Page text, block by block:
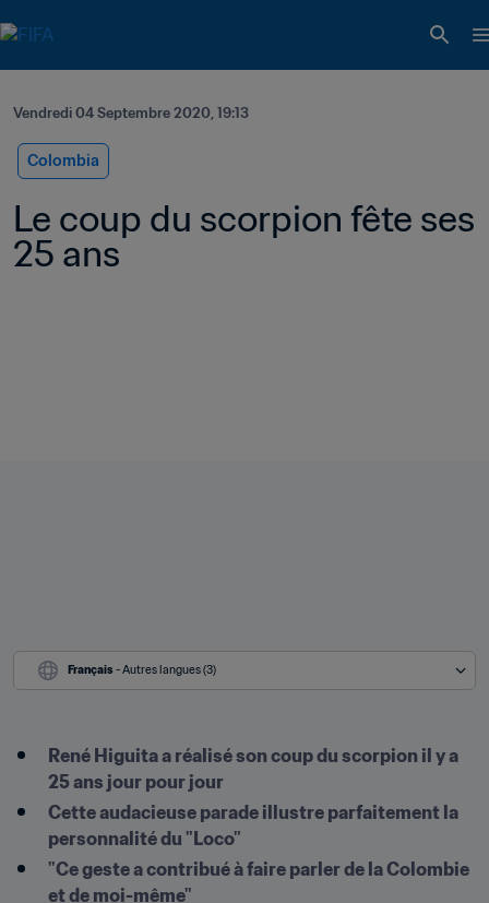
Vendredi 04 Septembre 2020, 19:13
Colombia
Le coup du scorpion fête ses
25 ans
Français - Autres langues (3)
René Higuita a réalisé son coup du scorpion il y a
25 ans jour pour jour
Cette audacieuse parade illustre parfaitement la
personnalité du "Loco"
"Ce geste a contribué à faire parler de la Colombie
et de moi-même"